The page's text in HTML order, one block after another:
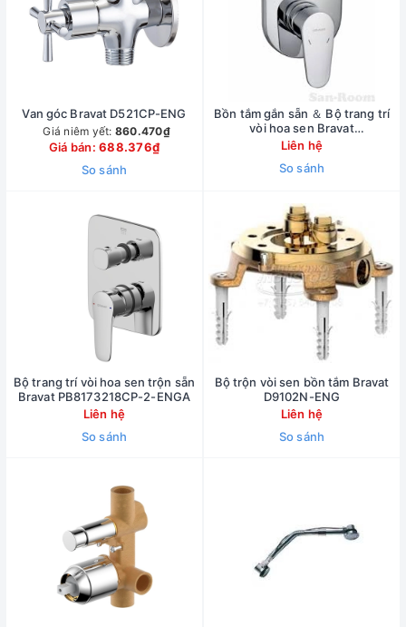
Van góc Bravat D521CP-ENG
Giá niêm yết: 860.470₫
Giá bán:688.376₫
So sánh
Bồn tắm gắn sẵn ＆ Bộ trang trí
vòi hoa sen Bravat
FB848238CP-2-RUS
Liên hệ
So sánh
Bộ trang trí vòi hoa sen trộn sẵn
Bravat PB8173218CP-2-ENGA
Liên hệ
So sánh
Bộ trộn vòi sen bồn tắm Bravat
D9102N-ENG
Liên hệ
So sánh